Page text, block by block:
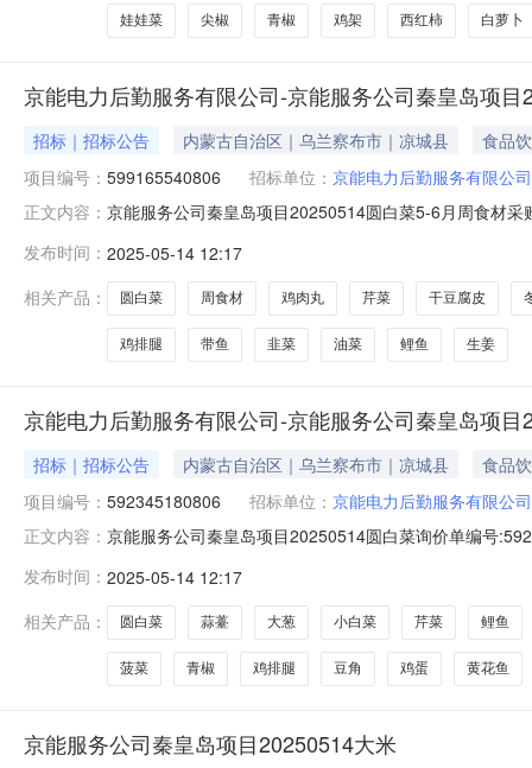
娃娃菜 尖椒 青椒 鸡架 西红柿 白萝卜
京能电力后勤服务有限公司-京能服务公司秦皇岛项
招标｜招标公告 内蒙古自治区｜乌兰察布市｜凉城县
食品
项目编号： 599165540806 招标单位： 京能电力后勤服务有限公司
正文内容： 京能服务公司秦皇岛项目20250514圆白菜5-6月周食材
小白菜----15斤8--大葱----20斤9--角瓜----18斤10--黄瓜-
发布时间： 2025-05-14 12:17
相关产品：
圆白菜 周食材 鸡肉丸 芹菜 干豆腐皮
鸡排腿 带鱼 韭菜 油菜 鲤鱼 生姜
京能电力后勤服务有限公司-京能服务公司秦皇岛项目
招标｜招标公告 内蒙古自治区｜乌兰察布市｜凉城县
食品
项目编号： 592345180806 招标单位： 京能电力后勤服务有限公司
正文内容： 京能服务公司秦皇岛项目20250514圆白菜询价单编号
蒜米----2斤9--洋葱----40斤10--胡萝卜----20斤11--土
发布时间： 2025-05-14 12:17
相关产品：
圆白菜 蒜薹 大葱 小白菜 芹菜 鲤鱼
菠菜 青椒 鸡排腿 豆角 鸡蛋 黄花鱼
京能服务公司秦皇岛项目20250514大米